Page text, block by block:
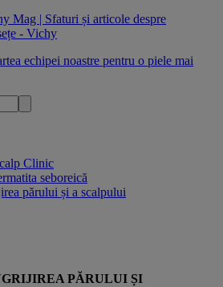
echipei noastre pentru o piele mai
Clinic
seboreică
părului și a scalpului
PĂRULUI ȘI